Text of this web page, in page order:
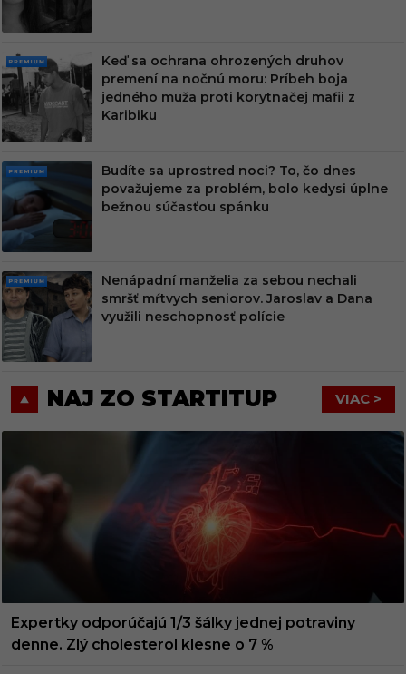
PRE
MIU
M
Keď sa ochrana ohrozených druhov
premení na nočnú moru: Príbeh boja
jedného muža proti korytnačej mafii z
Karibiku
PRE
MIU
M
Budíte sa uprostred noci? To, čo dnes
považujeme za problém, bolo kedysi úplne
bežnou súčasťou spánku
PRE
MIU
M
Nenápadní manželia za sebou nechali
smršť mŕtvych seniorov. Jaroslav a Dana
využili neschopnosť polície
NAJ ZO STARTITUP VIAC >
Expertky odporúčajú 1/3 šálky jednej potraviny
denne. Zlý cholesterol klesne o 7 %